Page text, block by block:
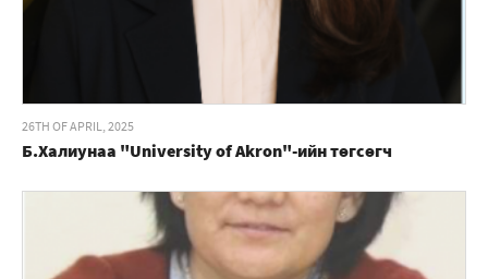
26TH OF APRIL, 2025
Б.Халиунаа "University of Akron"-ийн төгсөгч